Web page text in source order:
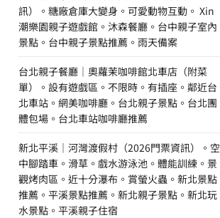
訊）。糖廠倉庫大變身。可愛動物互動。 Xin
潮樂園親子遊戲館。沐森餐廳。台中親子室內
景點。台中親子景點推薦。雨天備案
台北親子餐廳｜奧蘿茉咖啡館北車店（附菜
單）。設有遊戲區。不限時。有插座。鄰近台
北車站。網美咖啡廳。台北親子景點。台北團
體包場。台北車站咖啡廳推薦
新北平溪｜河灣渡假村（2026門票資訊）。空
中腳踏車。滑草。戲水游泳池。體能訓練。景
觀烤肉區。近十分瀑布。賞螢火蟲。新北景點
推薦。平溪景點推薦。新北親子景點。新北玩
水景點。平溪親子住宿